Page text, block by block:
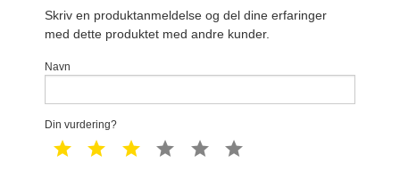
Skriv en produktanmeldelse og del dine erfaringer
med dette produktet med andre kunder.
Navn
Din vurdering?
1 star 2 star 3 star 4 star 5 star